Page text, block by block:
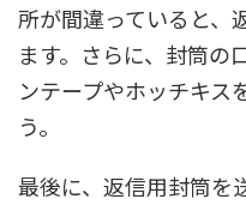
所が間違っていると、
ます。さらに、封筒の
ンテープやホッチキス
う。
最後に、返信用封筒を